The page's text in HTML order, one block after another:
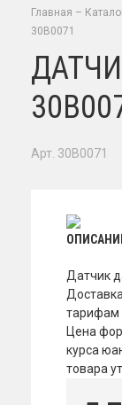
Главная –
30В0071
Арт. 30B0071
Датчик
тарифам
Цена
курса
товара